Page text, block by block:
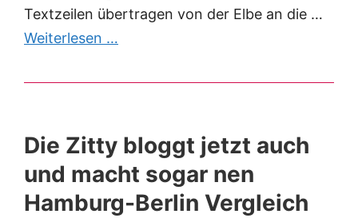
Textzeilen übertragen von der Elbe an die …
Weiterlesen …
Die Zitty bloggt jetzt auch
und macht sogar nen
Hamburg-Berlin Vergleich